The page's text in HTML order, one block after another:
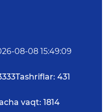
08-08 15:49:09
Tashriflar: 431
vaqt: 1814